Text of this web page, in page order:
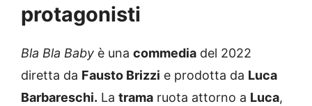
protagonisti
Bla Bla Baby è una commedia del 2022
diretta da Fausto Brizzi e prodotta da Luca
Barbareschi. La trama ruota attorno a Luca,